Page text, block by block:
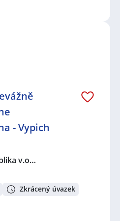
- Vypich
v.o…
Zkrácený úvazek